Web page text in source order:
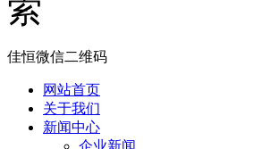
佳恒微信二维码
网站首页
关于我们
新闻中心
企业新闻